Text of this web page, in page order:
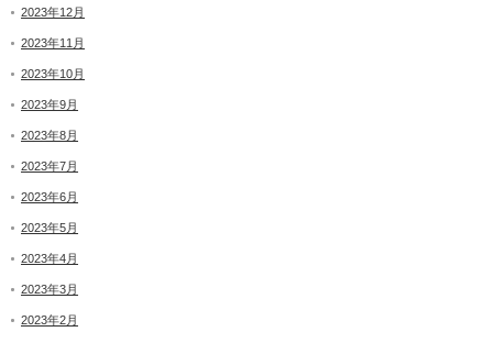
2023年12月
2023年11月
2023年10月
2023年9月
2023年8月
2023年7月
2023年6月
2023年5月
2023年4月
2023年3月
2023年2月